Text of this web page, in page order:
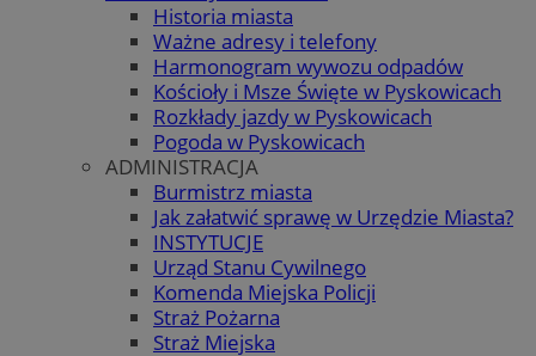
Historia miasta
Ważne adresy i telefony
Harmonogram wywozu odpadów
Kościoły i Msze Święte w Pyskowicach
Rozkłady jazdy w Pyskowicach
Pogoda w Pyskowicach
ADMINISTRACJA
Burmistrz miasta
Jak załatwić sprawę w Urzędzie Miasta?
INSTYTUCJE
Urząd Stanu Cywilnego
Komenda Miejska Policji
Straż Pożarna
Straż Miejska